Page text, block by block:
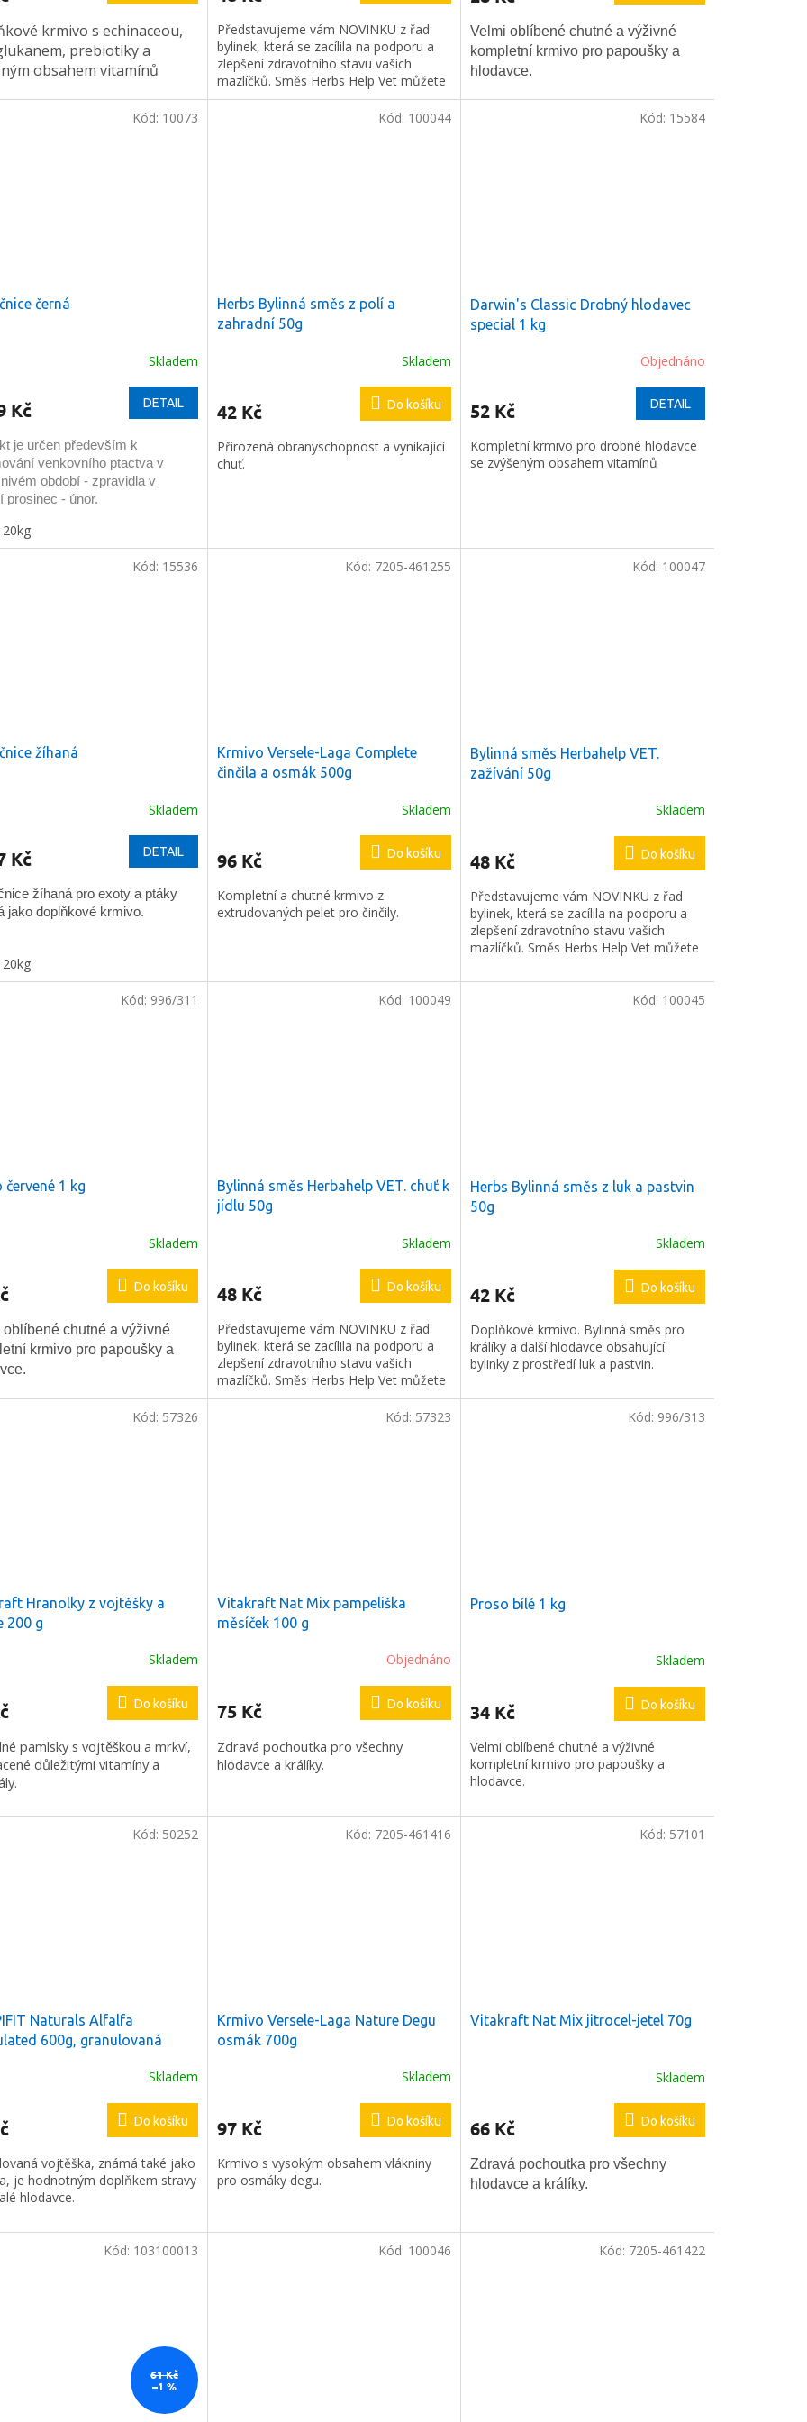
krmivo s echinaceou,
prebiotiky a
obsahem vitamínů
Představujeme vám NOVINKU z řad
bylinek, která se zacílila na podporu a
zlepšení zdravotního stavu vašich
mazlíčků. Směs Herbs Help Vet můžete
podávat jako pochoutku ke krmivu
nebo ji pojmout jako podporu při léčbě
Velmi oblíbené chutné a výživné
kompletní krmivo pro papoušky a
hlodavce.
černá
Skladem
Kč DETAIL
je určen především k
venkovního ptactva v
období - zpravidla v
prosinec - únor.
sáčku nasypeme v přiměřených
do krmítka chráněného před
20kg
Kód: 10073
Herbs Bylinná směs z polí a
zahradní 50g
Skladem
42 Kč Do košíku
Přirozená obranyschopnost a vynikající
chuť.
Kód: 100044
Darwin's Classic Drobný hlodavec
special 1 kg
Objednáno
52 Kč DETAIL
Kompletní krmivo pro drobné hlodavce
se zvýšeným obsahem vitamínů
Kód: 15584
žíhaná
Skladem
Kč DETAIL
žíhaná pro exoty a ptáky
jako doplňkové krmivo.
20kg
Kód: 15536
Krmivo Versele-Laga Complete
činčila a osmák 500g
Skladem
96 Kč Do košíku
Kompletní a chutné krmivo z
extrudovaných pelet pro činčily.
Kód: 7205-461255
Bylinná směs Herbahelp VET.
zažívání 50g
Skladem
48 Kč Do košíku
Představujeme vám NOVINKU z řad
bylinek, která se zacílila na podporu a
zlepšení zdravotního stavu vašich
mazlíčků. Směs Herbs Help Vet můžete
ji pojmout jako podporu při léčbě nebo
v rekonvalescenci po onemocnění
Kód: 100047
červené 1 kg
Skladem
Do košíku
oblíbené chutné a výživné
krmivo pro papoušky a
Kód: 996/311
Bylinná směs Herbahelp VET. chuť k
jídlu 50g
Skladem
48 Kč Do košíku
Představujeme vám NOVINKU z řad
bylinek, která se zacílila na podporu a
zlepšení zdravotního stavu vašich
mazlíčků. Směs Herbs Help Vet můžete
podávat jako pochoutku ke krmivu
nebo ji pojmout jako podporu při léčbě
Kód: 100049
Herbs Bylinná směs z luk a pastvin
50g
Skladem
42 Kč Do košíku
Doplňkové krmivo. Bylinná směs pro
králíky a další hlodavce obsahující
bylinky z prostředí luk a pastvin.
Kód: 100045
Hranolky z vojtěšky a
200 g
Skladem
Do košíku
pamlsky s vojtěškou a mrkví,
důležitými vitamíny a
Kód: 57326
Vitakraft Nat Mix pampeliška
měsíček 100 g
Objednáno
75 Kč Do košíku
Zdravá pochoutka pro všechny
hlodavce a králíky.
Kód: 57323
Proso bílé 1 kg
Skladem
34 Kč Do košíku
Velmi oblíbené chutné a výživné
kompletní krmivo pro papoušky a
hlodavce.
Kód: 996/313
Naturals Alfalfa
600g, granulovaná
Skladem
Do košíku
vojtěška, známá také jako
je hodnotným doplňkem stravy
hlodavce.
Kód: 50252
Krmivo Versele-Laga Nature Degu
osmák 700g
Skladem
97 Kč Do košíku
Krmivo s vysokým obsahem vlákniny
pro osmáky degu.
Kód: 7205-461416
Vitakraft Nat Mix jitrocel-jetel 70g
je
z
5
Skladem
66 Kč Do košíku
Zdravá pochoutka pro všechny
hlodavce a králíky.
Kód: 57101
61 Kč
–1 %
Kód: 103100013 Kód: 100046 Kód: 7205-461422
souhlasíte s našimi
osobních údajů.